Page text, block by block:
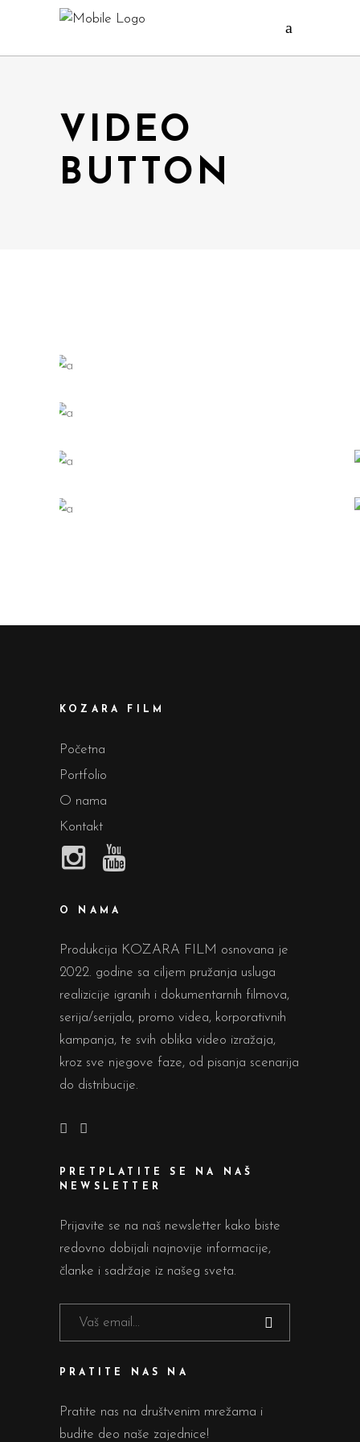
VIDEO
BUTTON
KOZARA FILM
Početna
Portfolio
O nama
Kontakt
O NAMA
Produkcija KOZARA FILM osnovana je
2022. godine sa ciljem pružanja usluga
realizicije igranih i dokumentarnih filmova,
serija/serijala, promo videa, korporativnih
kampanja, te svih oblika video izražaja,
kroz sve njegove faze, od pisanja scenarija
do distribucije.
PRETPLATITE SE NA NAŠ
NEWSLETTER
Prijavite se na naš newsletter kako biste
redovno dobijali najnovije informacije,
članke i sadržaje iz našeg sveta.
PRATITE NAS NA
Pratite nas na društvenim mrežama i
budite deo naše zajednice!